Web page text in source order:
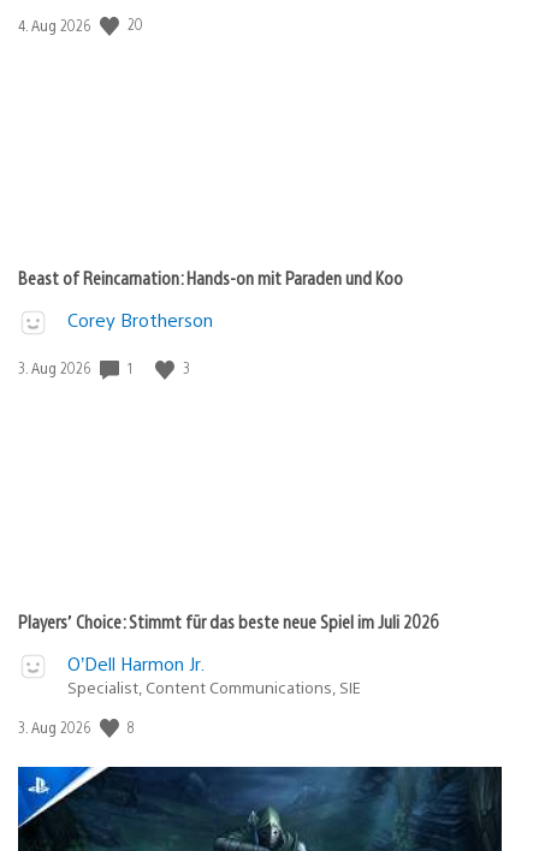
Veröffentlichungsdatum:
4. Aug 2026 20
Beast of Reincarnation: Hands-on mit Paraden und Koo
Corey Brotherson
Veröffentlichungsdatum:
3. Aug 2026 1 3
Players’ Choice: Stimmt für das beste neue Spiel im Juli 2026
O’Dell Harmon Jr.
Specialist, Content Communications, SIE
Veröffentlichungsdatum:
3. Aug 2026 8